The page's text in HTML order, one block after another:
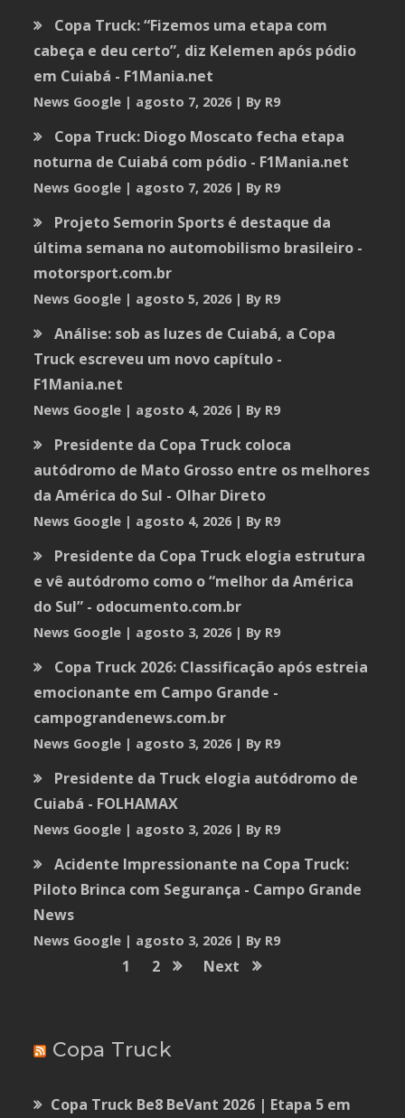
Copa Truck: “Fizemos uma etapa com
cabeça e deu certo”, diz Kelemen após pódio
em Cuiabá - F1Mania.net
News Google agosto 7, 2026 By R9
Copa Truck: Diogo Moscato fecha etapa
noturna de Cuiabá com pódio - F1Mania.net
News Google agosto 7, 2026 By R9
Projeto Semorin Sports é destaque da
última semana no automobilismo brasileiro -
motorsport.com.br
News Google agosto 5, 2026 By R9
Análise: sob as luzes de Cuiabá, a Copa
Truck escreveu um novo capítulo -
F1Mania.net
News Google agosto 4, 2026 By R9
Presidente da Copa Truck coloca
autódromo de Mato Grosso entre os melhores
da América do Sul - Olhar Direto
News Google agosto 4, 2026 By R9
Presidente da Copa Truck elogia estrutura
e vê autódromo como o “melhor da América
do Sul” - odocumento.com.br
News Google agosto 3, 2026 By R9
Copa Truck 2026: Classificação após estreia
emocionante em Campo Grande -
campograndenews.com.br
News Google agosto 3, 2026 By R9
Presidente da Truck elogia autódromo de
Cuiabá - FOLHAMAX
News Google agosto 3, 2026 By R9
Acidente Impressionante na Copa Truck:
Piloto Brinca com Segurança - Campo Grande
News
News Google agosto 3, 2026 By R9
1 2 Next
Copa Truck
Copa Truck Be8 BeVant 2026 | Etapa 5 em